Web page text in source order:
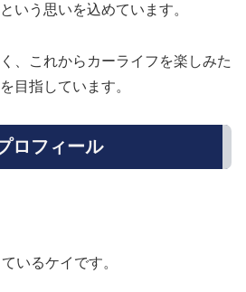
いう思いを込めています。
、これからカーライフを楽しみた
目指しています。
ロフィール
いるケイです。